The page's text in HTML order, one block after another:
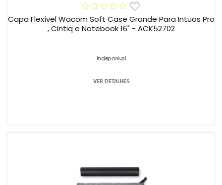
Capa Flexível Wacom Soft Case Grande Para Intuos Pro
, Cintiq e Notebook 16" - ACK52702
Indisponível
VER DETALHES